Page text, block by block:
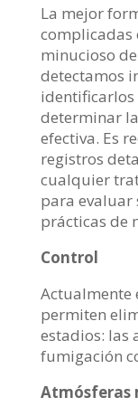
La mejor
complicadas
minucioso
detectamos
identificarlos
determinar
efectiva. Es
registros
cualquier
para evaluar
prácticas de
Control
Actualmente
permiten
estadios: las
fumigación
Atmósferas